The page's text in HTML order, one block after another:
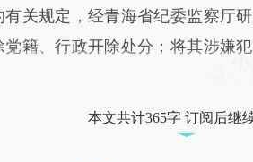
有关规定，经青海省纪委监察厅
籍、行政开除处分；将其涉嫌
本文共计365字 订阅后继